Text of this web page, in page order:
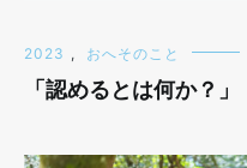
2023 , おへそのこと
「認めるとは何か？」